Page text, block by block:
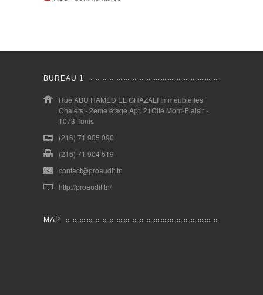
BUREAU 1
Rue ABU HAMED EL GHAZALI Immeuble les
Chalets - 2eme étage Apt. 21Cité Mont-Plaisir -
1073 Tunis
(216) 71 905 090
(216) 71 904 519
contact@proaudit.tn
http://proaudit.tn/
MAP